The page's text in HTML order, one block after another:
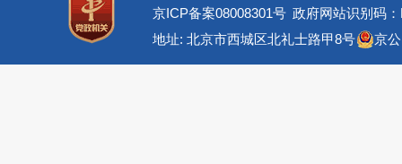
京ICP备案08008301号 政府网站识别码
地址: 北京市西城区北礼士路甲8号
京